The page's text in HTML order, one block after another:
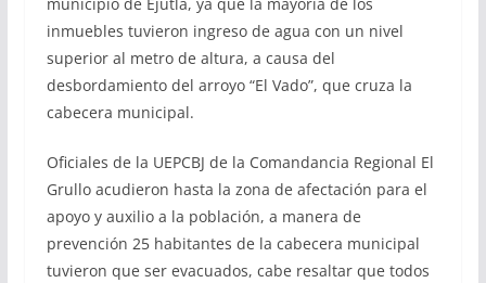
municipio de Ejutla, ya que la mayoría de los
inmuebles tuvieron ingreso de agua con un nivel
superior al metro de altura, a causa del
desbordamiento del arroyo “El Vado”, que cruza la
cabecera municipal.
Oficiales de la UEPCBJ de la Comandancia Regional El
Grullo acudieron hasta la zona de afectación para el
apoyo y auxilio a la población, a manera de
prevención 25 habitantes de la cabecera municipal
tuvieron que ser evacuados, cabe resaltar que todos